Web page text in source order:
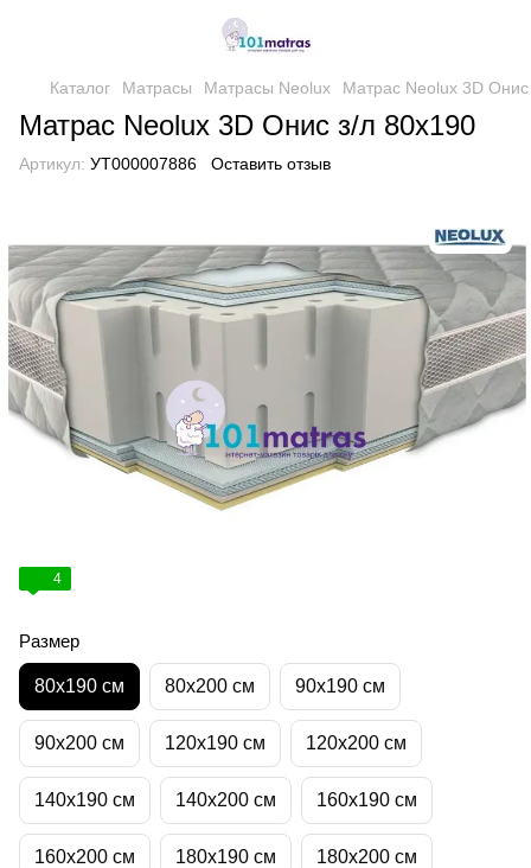
Каталог Матрасы Матрасы Neolux Матрас Neolux 3D Онис
Матрас Neolux 3D Онис з/л 80х190
Артикул: УТ000007886 Оставить отзыв
4
Размер
80х190 см 80х200 см 90х190 см
90х200 см 120х190 см 120х200 см
140х190 см 140х200 см 160х190 см
160х200 см 180х190 см 180х200 см